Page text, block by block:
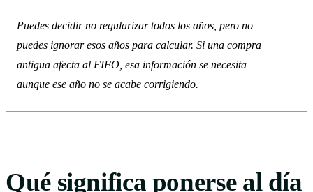
Puedes decidir no regularizar todos los años, pero no
puedes ignorar esos años para calcular. Si una compra
antigua afecta al FIFO, esa información se necesita
aunque ese año no se acabe corrigiendo.
Qué significa ponerse al día